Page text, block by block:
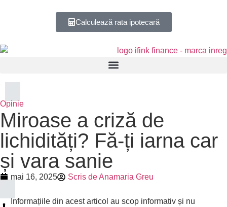
Calculează rata ipotecară
Opinie
Miroase a criză de
lichidități? Fă-ți iarna car
și vara sanie
mai 16, 2025 Scris deAnamaria Greu
Informațiile din acest articol au scop informativ și nu